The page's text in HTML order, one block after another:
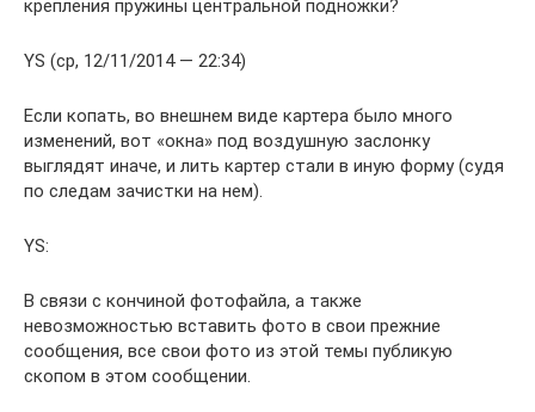
крепления пружины центральной подножки?
YS (ср, 12/11/2014 — 22:34)
Если копать, во внешнем виде картера было много
изменений, вот «окна» под воздушную заслонку
выглядят иначе, и лить картер стали в иную форму (судя
по следам зачистки на нем).
YS:
В связи с кончиной фотофайла, а также
невозможностью вставить фото в свои прежние
сообщения, все свои фото из этой темы публикую
скопом в этом сообщении.